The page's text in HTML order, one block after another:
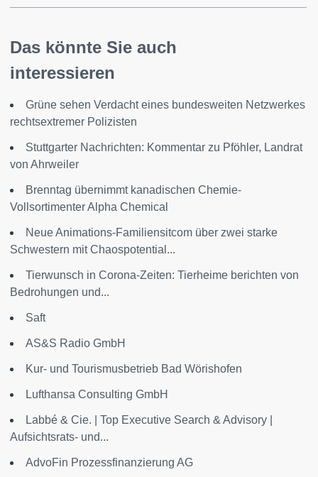
Das könnte Sie auch
interessieren
Grüne sehen Verdacht eines bundesweiten Netzwerkes
rechtsextremer Polizisten
Stuttgarter Nachrichten: Kommentar zu Pföhler, Landrat
von Ahrweiler
Brenntag übernimmt kanadischen Chemie-
Vollsortimenter Alpha Chemical
Neue Animations-Familiensitcom über zwei starke
Schwestern mit Chaospotential...
Tierwunsch in Corona-Zeiten: Tierheime berichten von
Bedrohungen und...
Saft
AS&S Radio GmbH
Kur- und Tourismusbetrieb Bad Wörishofen
Lufthansa Consulting GmbH
Labbé & Cie. | Top Executive Search & Advisory |
Aufsichtsrats- und...
AdvoFin Prozessfinanzierung AG